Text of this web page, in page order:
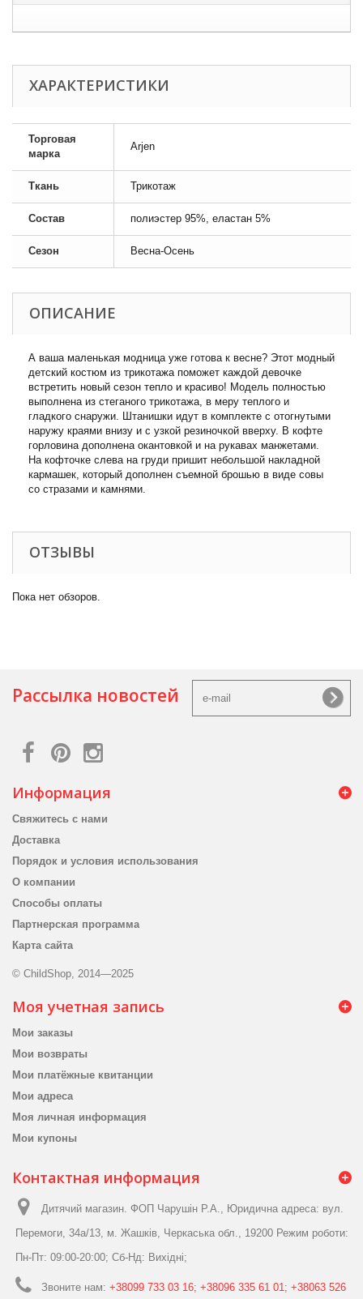
ХАРАКТЕРИСТИКИ
Торговая
марка
Arjen
Ткань Трикотаж
Состав полиэстер 95%, еластан 5%
Сезон Весна-Осень
ОПИСАНИЕ
А ваша маленькая модница уже готова к весне? Этот модный
детский костюм из трикотажа поможет каждой девочке
встретить новый сезон тепло и красиво! Модель полностью
выполнена из стеганого трикотажа, в меру теплого и
гладкого снаружи. Штанишки идут в комплекте с отогнутыми
наружу краями внизу и с узкой резиночкой вверху. В кофте
горловина дополнена окантовкой и на рукавах манжетами.
На кофточке слева на груди пришит небольшой накладной
кармашек, который дополнен съемной брошью в виде совы
со стразами и камнями.
ОТЗЫВЫ
Пока нет обзоров.
Рассылка новостей
Информация
Свяжитесь с нами
Доставка
Порядок и условия использования
О компании
Способы оплаты
Партнерская программа
Карта сайта
© ChildShop, 2014—2025
Моя учетная запись
Мои заказы
Мои возвраты
Мои платёжные квитанции
Мои адреса
Моя личная информация
Мои купоны
Контактная информация
Дитячий магазин. ФОП Чарушін Р.А., Юридична адреса: вул.
Перемоги, 34а/13, м. Жашків, Черкаська обл., 19200 Режим роботи:
Пн-Пт: 09:00-20:00; Сб-Нд: Вихідні;
Звоните нам: +38099 733 03 16; +38096 335 61 01; +38063 526